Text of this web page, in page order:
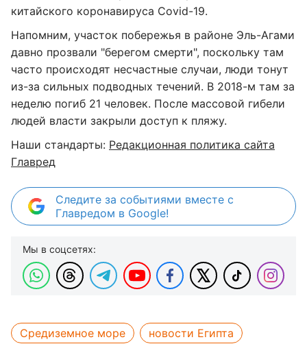
китайского коронавируса Covid-19.
Напомним, участок побережья в районе Эль-Агами
давно прозвали "берегом смерти", поскольку там
часто происходят несчастные случаи, люди тонут
из-за сильных подводных течений. В 2018-м там за
неделю погиб 21 человек. После массовой гибели
людей власти закрыли доступ к пляжу.
Наши стандарты: Редакционная политика сайта
Главред
Следите за событиями вместе с
Главредом в Google!
Мы в соцсетях:
Средиземное море новости Египта